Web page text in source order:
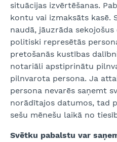
situācijas izvērtēšanas.
kontu vai izmaksāts kasē.
naudā, jāuzrāda
politiski represētās
pretošanās kustības
notariāli apstiprinātu
pilnvarota persona. Ja
persona nevarēs saņemt
norādītajos datumos, tad
sešu mēnešu laikā no
Svētku pabalstu var